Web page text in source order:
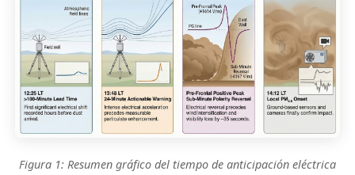
Figura 1: Resumen gráfico del tiempo de anticipación eléctrica